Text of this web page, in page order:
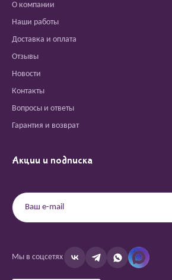
О компании
Наши работы
Доставка и оплата
Отзывы
Новости
Контакты
Вопросы и ответы
Гарантия и возврат
Акции и подписка
Мы в соцсетях